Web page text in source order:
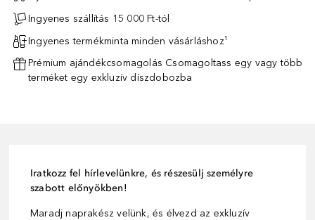
Ingyenes szállítás 15 000 Ft-tól
Ingyenes termékminta minden vásárláshoz¹
Prémium ajándékcsomagolás Csomagoltass egy vagy több
terméket egy exkluzív díszdobozba
Iratkozz fel hírlevelünkre, és részesülj személyre
szabott előnyökben!
Maradj naprakész velünk, és élvezd az exkluzív